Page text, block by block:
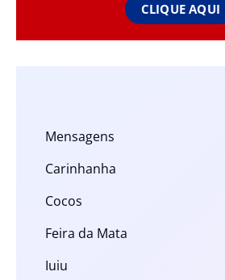
CLIQUE AQUI
Mensagens
Carinhanha
Cocos
Feira da Mata
Iuiu